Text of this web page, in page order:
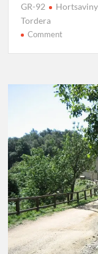
GR-92
Tordera
Commenton
13:
Tordera